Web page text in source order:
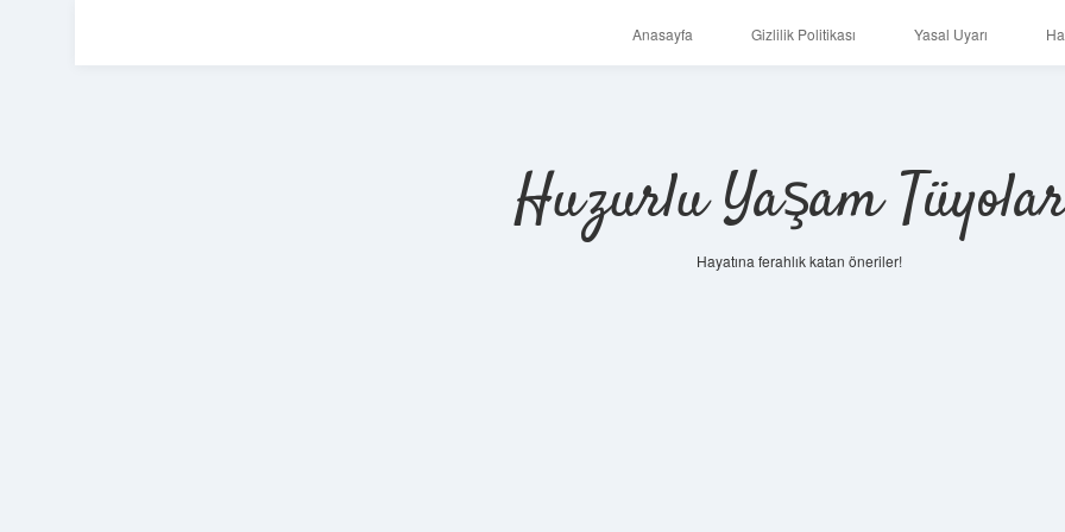
Anasayfa Gizlilik Politikası Yasal Uyarı
Huzurlu Yaşam
Hayatına ferahlık katan öneriler!